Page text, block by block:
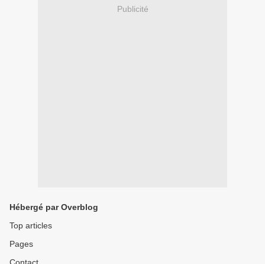
Publicité
Hébergé par Overblog
Top articles
Pages